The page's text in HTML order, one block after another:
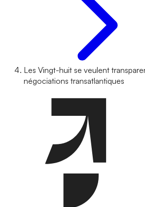
Les Vingt-huit se veulent
négociations transatlantiques